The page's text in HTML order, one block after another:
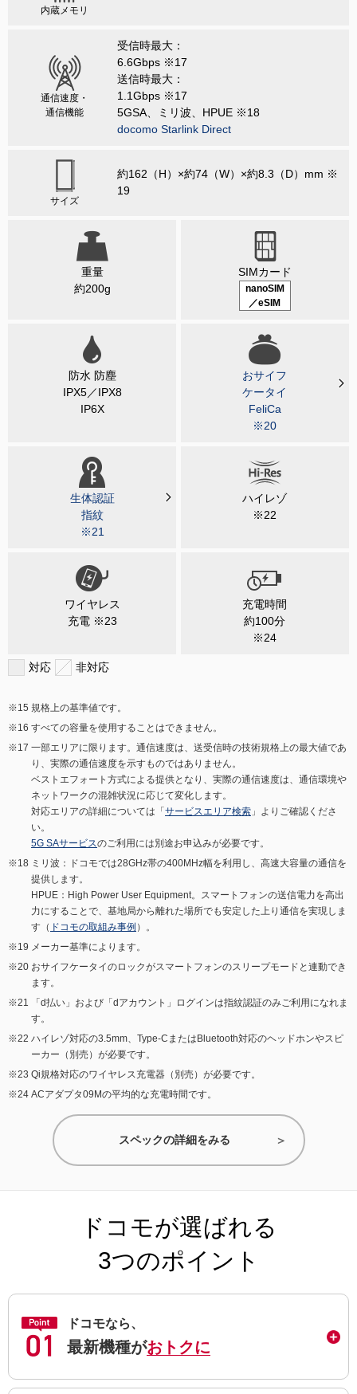
内蔵メモリ
通信速度・
通信機能
受信時最大：
6.6Gbps ※17
送信時最大：
1.1Gbps ※17
5GSA、ミリ波、HPUE ※18
docomo Starlink Direct
サイズ
約162（H）×約74（W）×約8.3（D）mm ※
19
重量
約200g
SIMカード
nanoSIM
／eSIM
防水 防塵
IPX5／IPX8
IP6X
おサイフ
ケータイ
FeliCa
※20
生体認証
指紋
※21
ハイレゾ
※22
ワイヤレス
充電 ※23
充電時間
約100分
※24
対応 非対応
規格上の基準値です。
すべての容量を使用することはできません。
一部エリアに限ります。通信速度は、送受信時の技術規格上の最大値であ
り、実際の通信速度を示すものではありません。
ベストエフォート方式による提供となり、実際の通信速度は、通信環境や
ネットワークの混雑状況に応じて変化します。
対応エリアの詳細については「 サービスエリア検索 」よりご確認くださ
い。
5G SAサービスのご利用には別途お申込みが必要です。
ミリ波：ドコモでは28GHz帯の400MHz幅を利用し、高速大容量の通信を
提供します。
HPUE：High Power User Equipment。スマートフォンの送信電力を高出
力にすることで、基地局から離れた場所でも安定した上り通信を実現しま
す（ ドコモの取組み事例 ）。
メーカー基準によります。
おサイフケータイのロックがスマートフォンのスリープモードと連動でき
ます。
「d払い」および「dアカウント」ログインは指紋認証のみご利用になれま
す。
ハイレゾ対応の3.5mm、Type-CまたはBluetooth対応のヘッドホンやスピ
ーカー（別売）が必要です。
Qi規格対応のワイヤレス充電器（別売）が必要です。
ACアダプタ09Mの平均的な充電時間です。
スペックの詳細をみる
ドコモが選ばれる
3つのポイント
ドコモなら、
最新機種がおトクに